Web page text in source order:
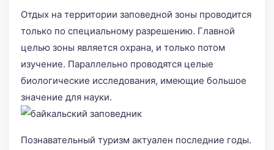
Отдых на территории заповедной зоны проводится
только по специальному разрешению. Главной
целью зоны является охрана, и только потом
изучение. Параллельно проводятся целые
биологические исследования, имеющие большое
значение для науки.
Познавательный туризм актуален последние годы.